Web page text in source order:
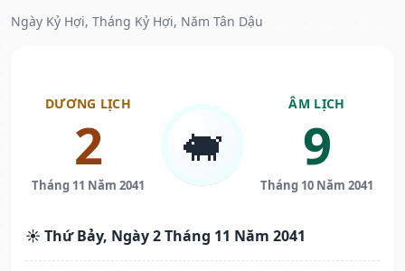
Ngày Kỷ Hợi, Tháng Kỷ Hợi, Năm Tân Dậu
DƯƠNG LỊCH
2
Tháng 11 Năm 2041
🐖
ÂM LỊCH
9
Tháng 10 Năm 2041
☀️ Thứ Bảy, Ngày 2 Tháng 11 Năm 2041